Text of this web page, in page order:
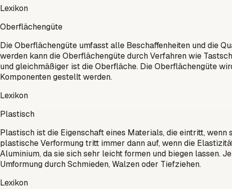
Lexikon
Oberflächengüte
Die Oberflächengüte umfasst alle Beschaffenheiten und die
werden kann die Oberflächengüte durch Verfahren wie
und gleichmäßiger ist die Oberfläche. Die Oberflächengüte
Komponenten gestellt werden.
Lexikon
Plastisch
Plastisch ist die Eigenschaft eines Materials, die eintritt,
plastische Verformung tritt immer dann auf, wenn die
Aluminium, da sie sich sehr leicht formen und biegen lassen.
Umformung durch Schmieden, Walzen oder Tiefziehen.
Lexikon